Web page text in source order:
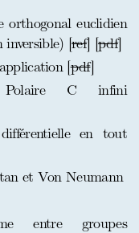
orthogonal euclidien
inversible) [ref] [pdf]
[pdf]
Polaire C infini
en tout
et Von Neumann
entre groupes